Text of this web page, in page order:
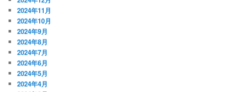
2024年11月
2024年10月
2024年9月
2024年8月
2024年7月
2024年6月
2024年5月
2024年4月